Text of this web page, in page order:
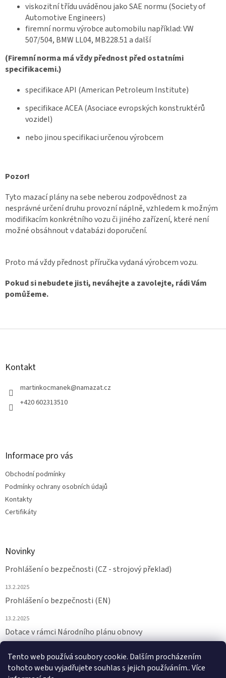
Tento web používá soubory cookie. Dalším procházením
tohoto webu vyjadřujete souhlas s jejich používáním.. Více
viskozitní třídu uváděnou jako SAE normu (Society of
Automotive Engineers)
firemní normu výrobce automobilu například: VW
507/504, BMW LL04, MB228.51 a další
(Firemní norma má vždy přednost před ostatními
specifikacemi.)
specifikace API (American Petroleum Institute)
specifikace ACEA (Asociace evropských konstruktérů
vozidel)
nebo jinou specifikaci určenou výrobcem
Pozor!
Tyto mazací plány na sebe neberou zodpovědnost za
nesprávné určení druhu provozní náplně, vzhledem k možným
modifikacím konkrétního vozu či jiného zařízení, které není
možné obsáhnout v databázi doporučení.
Proto má vždy přednost příručka vydaná výrobcem vozu.
Pokud si nebudete jisti, neváhejte a zavolejte, rádi Vám
pomůžeme.
Z
Kontakt
martinkocmanek@namazat.cz
+420 602313510
Informace pro vás
Obchodní podmínky
Podmínky ochrany osobních údajů
Kontakty
Certifikáty
Novinky
Prohlášení o bezpečnosti (CZ - strojový překlad)
13.2.2025
Prohlášení o bezpečnosti (EN)
13.2.2025
Dotace v rámci Národního plánu obnovy
ARCHIV